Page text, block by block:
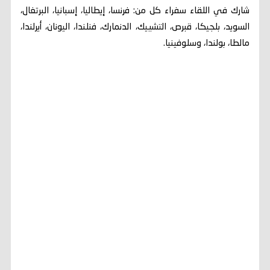
شارك في اللقاء سفراء كل من: فرنسا، إيطاليا، إسبانيا، البرتغال،
السويد، بلجيكا، قبرص، التشييك، الدنمارك، فنلندا، اليونان، أيرلندا،
مالطا، بولندا، وسلوفينيا.